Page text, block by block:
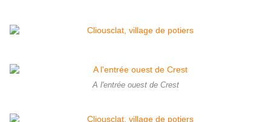
A l'entrée ouest de Crest